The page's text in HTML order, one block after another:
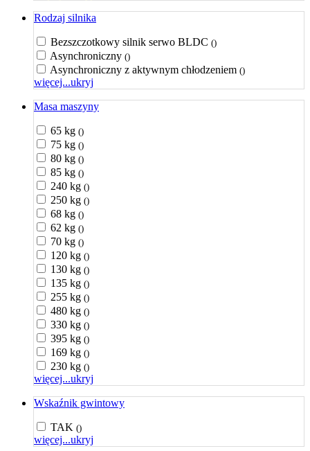
Rodzaj silnika
Bezszczotkowy silnik serwo BLDC ()
Asynchroniczny ()
Asynchroniczny z aktywnym chłodzeniem ()
więcej...ukryj
Masa maszyny
65 kg ()
75 kg ()
80 kg ()
85 kg ()
240 kg ()
250 kg ()
68 kg ()
62 kg ()
70 kg ()
120 kg ()
130 kg ()
135 kg ()
255 kg ()
480 kg ()
330 kg ()
395 kg ()
169 kg ()
230 kg ()
więcej...ukryj
Wskaźnik gwintowy
TAK ()
więcej...ukryj